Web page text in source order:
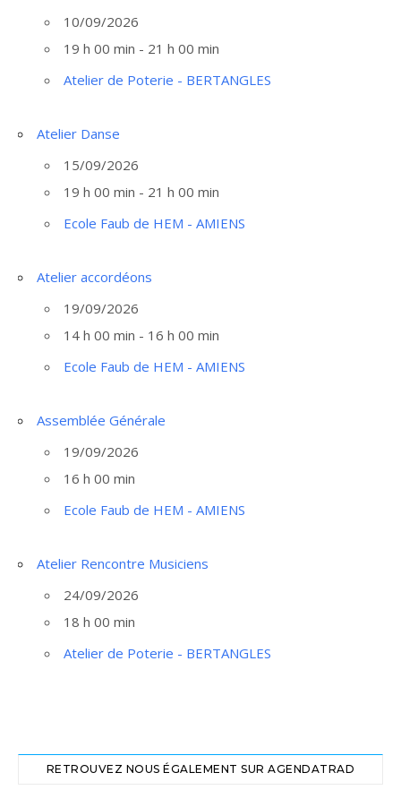
10/09/2026
19 h 00 min - 21 h 00 min
Atelier de Poterie - BERTANGLES
Atelier Danse
15/09/2026
19 h 00 min - 21 h 00 min
Ecole Faub de HEM - AMIENS
Atelier accordéons
19/09/2026
14 h 00 min - 16 h 00 min
Ecole Faub de HEM - AMIENS
Assemblée Générale
19/09/2026
16 h 00 min
Ecole Faub de HEM - AMIENS
Atelier Rencontre Musiciens
24/09/2026
18 h 00 min
Atelier de Poterie - BERTANGLES
RETROUVEZ NOUS ÉGALEMENT SUR AGENDATRAD